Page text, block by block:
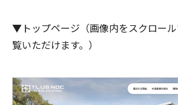
▼トップページ（画像内をスクロー
覧いただけます。）